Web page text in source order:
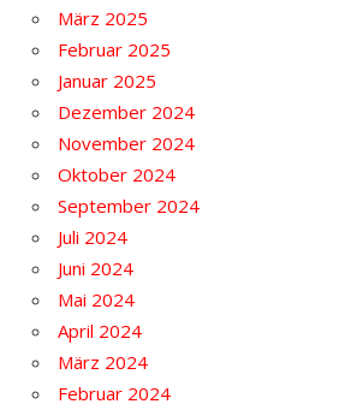
März 2025
Februar 2025
Januar 2025
Dezember 2024
November 2024
Oktober 2024
September 2024
Juli 2024
Juni 2024
Mai 2024
April 2024
März 2024
Februar 2024